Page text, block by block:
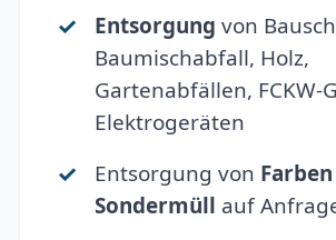
Entsorgung von
Baumischabfall, Holz,
Gartenabfällen, FCKW-
Elektrogeräten
Entsorgung von
Sondermüll auf